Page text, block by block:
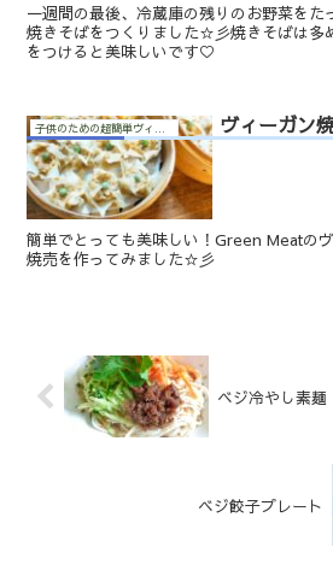
一週間の最後、冷蔵庫の残りのお野菜をた
焼きそばをつくりました☆彡焼きそばは多
をつけると美味しいです♡
ヴィーガン
簡単でとっても美味しい！Green Meatの
焼売を作ってみました☆彡
ベジ冷やし素麺
ベジ餃子プレート